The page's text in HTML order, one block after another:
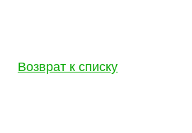
Возврат к списку